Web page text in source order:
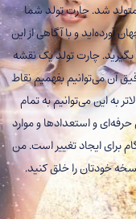
شد. چارت تولد شما
و با آگاهی از این
بگیرید. چارت تولد یک نقشه
آن می‌توانیم بفهمیم نقاط
این می‌توانیم به تمام
و استعدادها و موارد
برای ایجاد تغییر است. من
خودتان را خلق کنید.